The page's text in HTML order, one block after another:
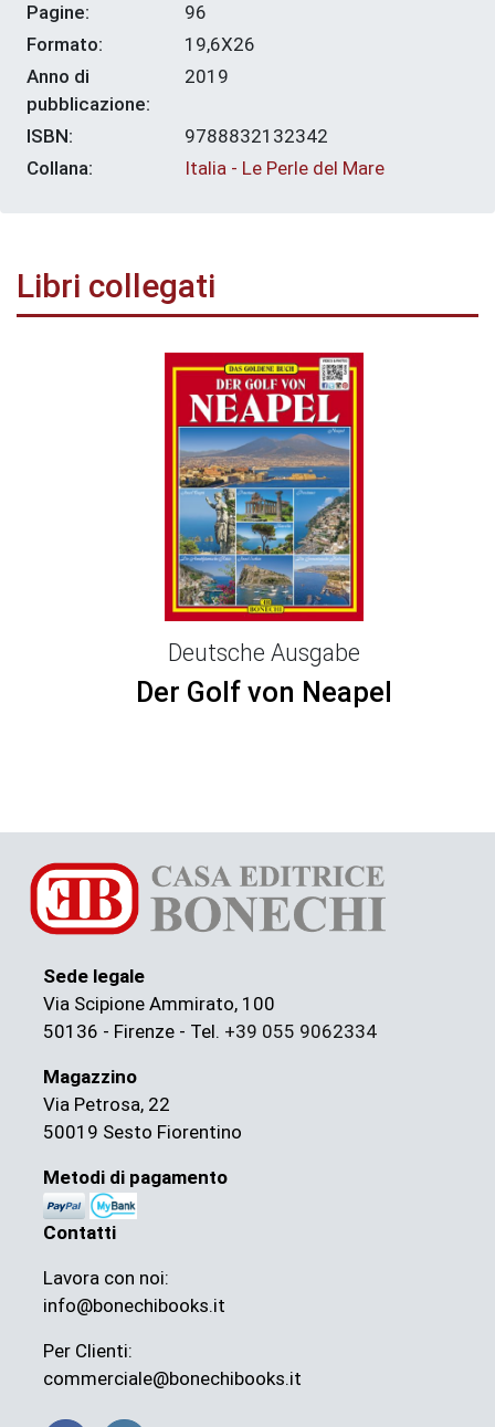
Pagine:
96
Formato:
19,6X26
Anno di
pubblicazione:
2019
ISBN:
9788832132342
Collana:
Italia - Le Perle del Mare
Libri collegati
Deutsche Ausgabe
Der Golf von Neapel
Sede legale
Via Scipione Ammirato, 100
50136 - Firenze - Tel. +39 055 9062334
Magazzino
Via Petrosa, 22
50019 Sesto Fiorentino
Metodi di pagamento
Contatti
Lavora con noi:
info@bonechibooks.it
Per Clienti:
commerciale@bonechibooks.it